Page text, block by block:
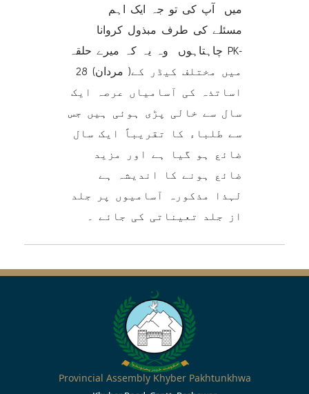
مسئلے کی طرف مبذول کروانا
چاہتاہوں وہ یہ کہ میرے حلقہ PK-
28 (مردان )میں مختلف کیڈر کے
اساتذہ کی آسامیاں عرصہ ایک
سال سے خالی پڑی ہوئی ہیں جس
سے طلباء کا تقریباً ایک سال
ضائع ہو گیا ہے اور مزید
ضائع ہونے کا اندیشہ ہے
لہذا مذکورہ آسامیوں پر جلد
از جلد تعیناتی کی جائے ۔
Provincial Assembly Khyber Pakhtunkhwa